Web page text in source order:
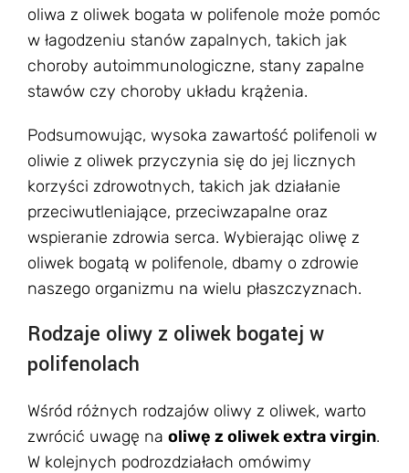
oliwa z oliwek bogata w polifenole może pomóc
w łagodzeniu stanów zapalnych, takich jak
choroby autoimmunologiczne, stany zapalne
stawów czy choroby układu krążenia.
Podsumowując, wysoka zawartość polifenoli w
oliwie z oliwek przyczynia się do jej licznych
korzyści zdrowotnych, takich jak działanie
przeciwutleniające, przeciwzapalne oraz
wspieranie zdrowia serca. Wybierając oliwę z
oliwek bogatą w polifenole, dbamy o zdrowie
naszego organizmu na wielu płaszczyznach.
Rodzaje oliwy z oliwek bogatej w
polifenolach
Wśród różnych rodzajów oliwy z oliwek, warto
zwrócić uwagę na oliwę z oliwek extra virgin.
W kolejnych podrozdziałach omówimy